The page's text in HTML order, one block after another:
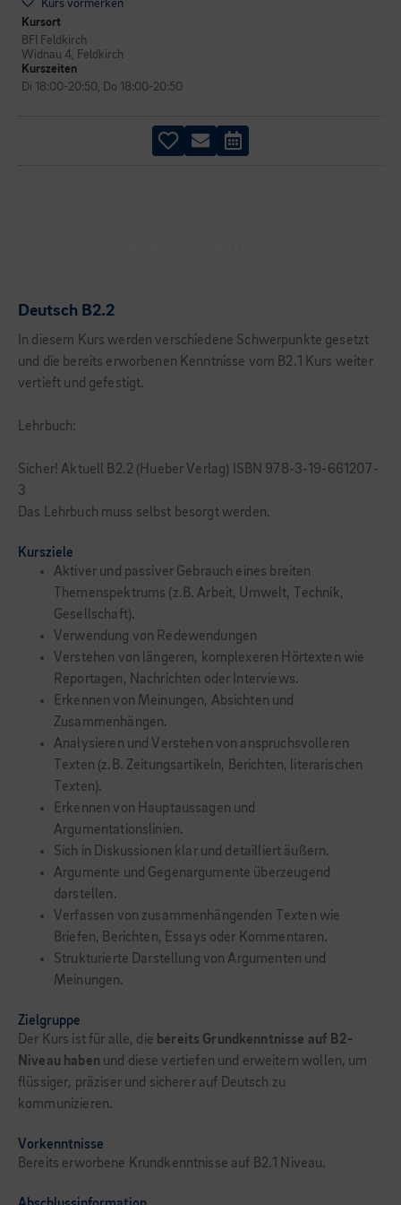
Kurs vormerken
Kursort
BFI Feldkirch
Widnau 4, Feldkirch
Kurszeiten
Di 18:00-20:50, Do 18:00-20:50
Deutsch B2.2
In diesem Kurs werden verschiedene Schwerpunkte gesetzt
und die bereits erworbenen Kenntnisse vom B2.1 Kurs weiter
vertieft und gefestigt.
Lehrbuch:
Sicher! Aktuell B2.2 (Hueber Verlag) ISBN 978-3-19-661207-
3
Das Lehrbuch muss selbst besorgt werden.
Kursziele
Aktiver und passiver Gebrauch eines breiten
Themenspektrums (z.B. Arbeit, Umwelt, Technik,
Gesellschaft).
Verwendung von Redewendungen
Verstehen von längeren, komplexeren Hörtexten wie
Reportagen, Nachrichten oder Interviews.
Erkennen von Meinungen, Absichten und
Zusammenhängen.
Analysieren und Verstehen von anspruchsvolleren
Texten (z.B. Zeitungsartikeln, Berichten, literarischen
Texten).
Erkennen von Hauptaussagen und
Argumentationslinien.
Sich in Diskussionen klar und detailliert äußern.
Argumente und Gegenargumente überzeugend
darstellen.
Verfassen von zusammenhängenden Texten wie
Briefen, Berichten, Essays oder Kommentaren.
Strukturierte Darstellung von Argumenten und
Meinungen.
Zielgruppe
Der Kurs ist für alle, die bereits Grundkenntnisse auf B2-
Niveau haben und diese vertiefen und erweitern wollen, um
flüssiger, präziser und sicherer auf Deutsch zu
kommunizieren.
Vorkenntnisse
Bereits erworbene Krundkenntnisse auf B2.1 Niveau.